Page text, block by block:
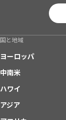
国と地域
ヨーロッパ
中南米
ハワイ
アジア